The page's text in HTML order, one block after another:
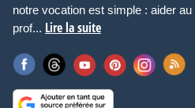
notre vocation est simple : aider
prof... Lire la suite